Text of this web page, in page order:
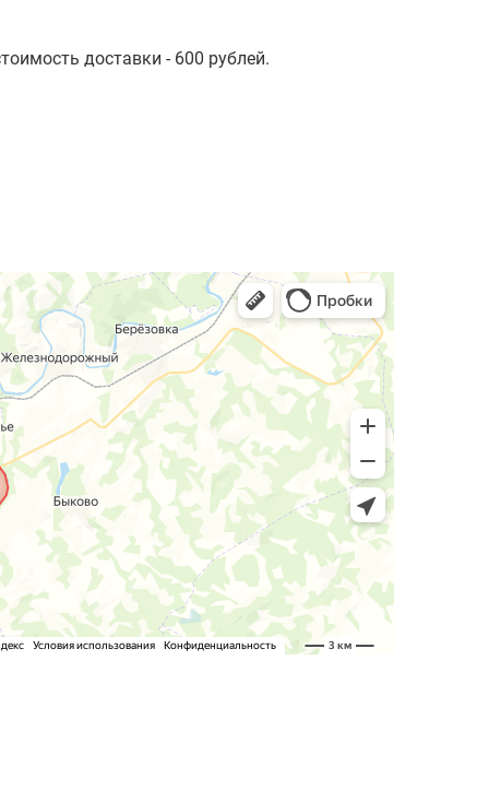
доставки - 600 рублей.